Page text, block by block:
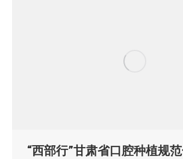
“西部行”甘肃省口腔种植规